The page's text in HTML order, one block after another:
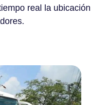
real la ubicación